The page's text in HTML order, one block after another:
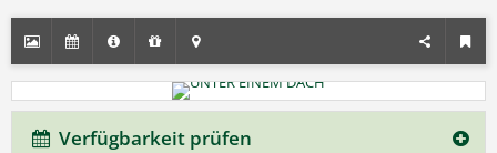
Verfügbarkeit prüfen